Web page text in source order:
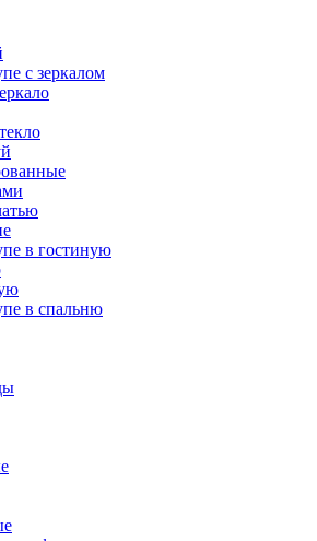
с зеркалом
в гостиную
в спальню